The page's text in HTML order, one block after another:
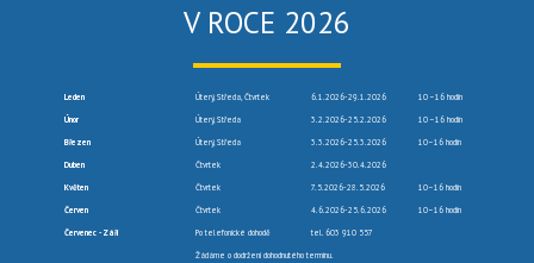
V ROCE 2026
Leden Úterý, Středa, Čtvrtek 6.1.2026-29.1.2026 10 –16 hodin
Únor Úterý, Středa 3.2.2026-25.2.2026 10 –16 hodin
Březen Úterý, Středa 3.3.2026-25.3.2026 10–16 hodin
Duben Čtvrtek 2.4.2026-30.4.2026
Květen Čtvrtek 7.5.2026-28.5.2026 10–16 hodin
Červen Čtvrtek 4.6.2026-25.6.2026 10–16 hodin
Červenec -Září Po telefonické dohodě tel. 603 910 557
Žádáme o dodržení dohodnutého termínu.